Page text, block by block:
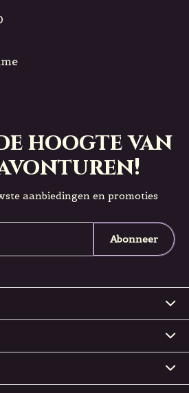
hoogte van
aanbiedingen en promoties
Abonneer